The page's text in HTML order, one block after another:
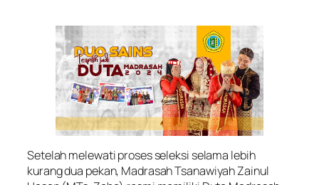
Setelah melewati proses seleksi selama lebih
kurang dua pekan, Madrasah Tsanawiyah Zainul